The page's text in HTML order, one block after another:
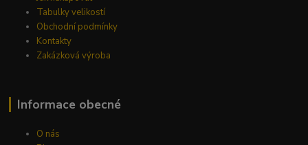
Tabulky velikostí
Obchodní podmínky
Kontakty
Zakázková výroba
Informace obecné
O nás